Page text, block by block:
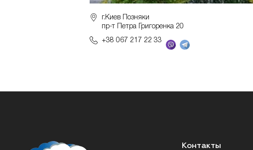
г.Киев Позняки
пр-т Петра Григоренка 20
+38 067 217 22 33
Контакты